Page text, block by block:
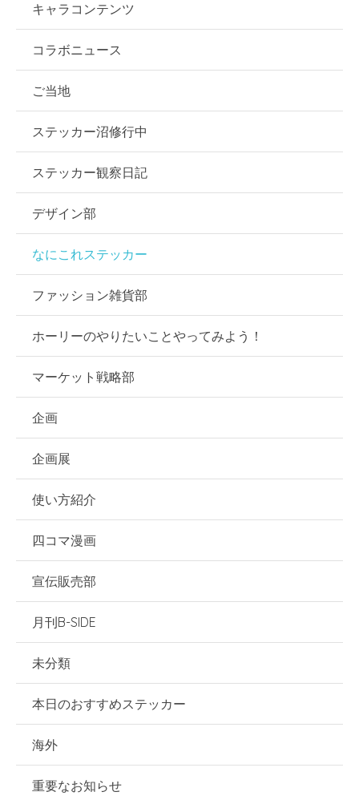
キャラコンテンツ
コラボニュース
ご当地
ステッカー沼修行中
ステッカー観察日記
デザイン部
なにこれステッカー
ファッション雑貨部
ホーリーのやりたいことやってみよう！
マーケット戦略部
企画
企画展
使い方紹介
四コマ漫画
宣伝販売部
月刊B-SIDE
未分類
本日のおすすめステッカー
海外
重要なお知らせ